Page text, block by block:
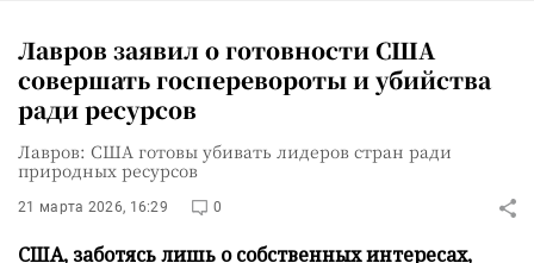
Лавров заявил о готовности США
совершать госперевороты и убийства
ради ресурсов
Лавров: США готовы убивать лидеров стран ради
природных ресурсов
21 марта 2026, 16:29 0
США, заботясь лишь о собственных интересах,